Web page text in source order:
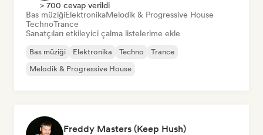
> 700 cevap verildi
Bas müziğiElektronikaMelodik & Progressive House
TechnoTrance
Sanatçıları etkileyici çalma listelerime ekle
Bas müziği Elektronika Techno
Trance
Melodik & Progressive House
Freddy Masters (Keep Hush)